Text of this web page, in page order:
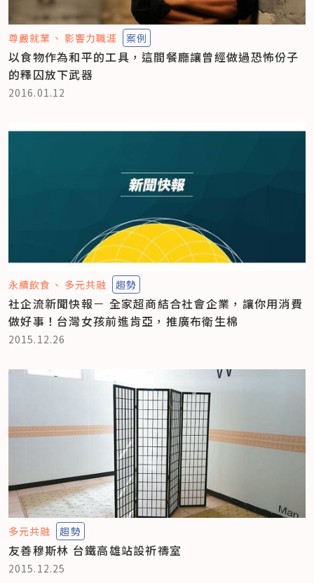
尊嚴就業 影響力職涯 案例
以食物作為和平的工具，這間餐廳讓曾經做過恐怖份子
的釋囚放下武器
2016.01.12
永續飲食 多元共融 趨勢
社企流新聞快報－ 全家超商結合社會企業，讓你用消費
做好事！台灣女孩前進肯亞，推廣布衛生棉
2015.12.26
多元共融 趨勢
友善穆斯林 台鐵高雄站設祈禱室
2015.12.25